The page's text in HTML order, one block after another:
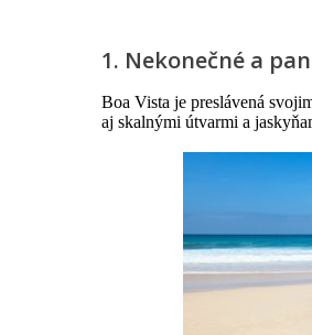
1. Nekonečné a
Boa Vista je preslávená
aj skalnými útvarmi a